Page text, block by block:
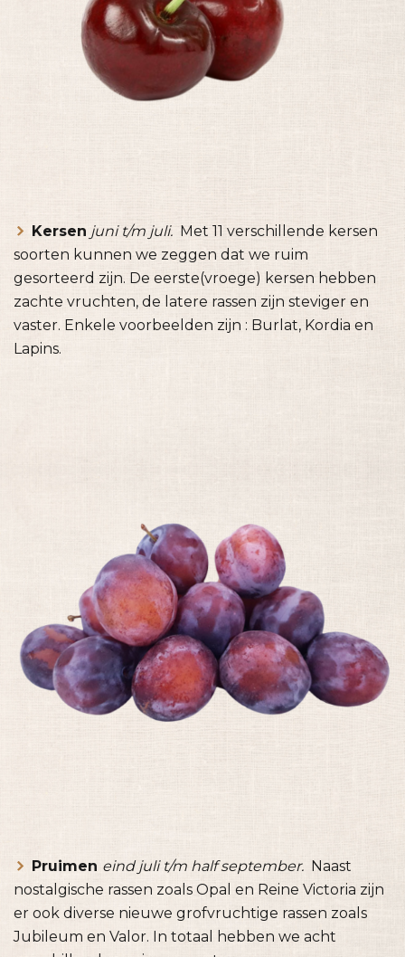
Kersen juni t/m juli. Met 11 verschillende kersen
soorten kunnen we zeggen dat we ruim
gesorteerd zijn. De eerste(vroege) kersen hebben
zachte vruchten, de latere rassen zijn steviger en
vaster. Enkele voorbeelden zijn : Burlat, Kordia en
Lapins.
Pruimen eind juli t/m half september. Naast
nostalgische rassen zoals Opal en Reine Victoria zijn
er ook diverse nieuwe grofvruchtige rassen zoals
Jubileum en Valor. In totaal hebben we acht